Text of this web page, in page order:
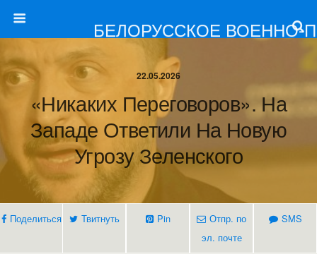
БЕЛОРУССКОЕ ВОЕННО-
22.05.2026
«Никаких Переговоров». На
Западе Ответили На Новую
Угрозу Зеленского
Поделиться Твитнуть Pin
Отпр. по
эл. почте
SMS